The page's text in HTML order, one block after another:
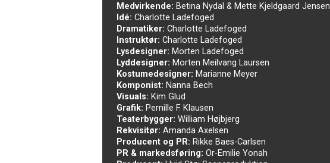
Medvirkende: Betina Nydal & Mette Kjeldgaard Jensen
Idé: Charlotte Ladefoged
Dramatiker: Charlotte Ladefoged
Instruktør: Charlotte Ladefoged
Lysdesigner: Morten Ladefoged
Lyddesigner: Morten Meilvang Laursen
Kostumedesigner: Marianne Meyer
Komponist: Nanna Bech
Visuals: Kim Glud
Grafik: Pernille F. Klausen
Teaterbygger: William Højbjerg
Rekvisitør: Amanda Axelsen
Producent og PR: Rikke Baes-Carlsen
PR & markedsføring: Or-Emilie Yonah